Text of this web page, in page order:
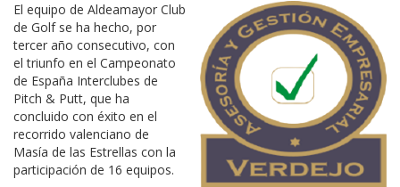
El equipo de Aldeamayor Club
de Golf se ha hecho, por
tercer año consecutivo, con
el triunfo en el Campeonato
de España Interclubes de
Pitch & Putt, que ha
concluido con éxito en el
recorrido valenciano de
Masía de las Estrellas con la
participación de 16 equipos.